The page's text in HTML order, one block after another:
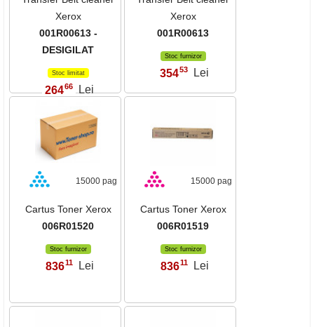
Xerox
001R00613 -
DESIGILAT
Stoc limitat
26466 Lei
Xerox
001R00613
Stoc furnizor
35453 Lei
15000 pag
Cartus Toner Xerox
006R01520
Stoc furnizor
83611 Lei
15000 pag
Cartus Toner Xerox
006R01519
Stoc furnizor
83611 Lei